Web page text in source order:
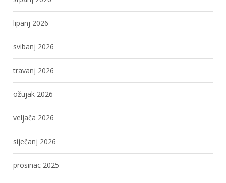
lipanj 2026
svibanj 2026
travanj 2026
ožujak 2026
veljača 2026
siječanj 2026
prosinac 2025